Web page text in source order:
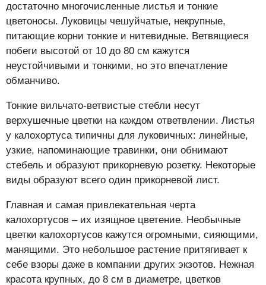
достаточно многочисленные листья и тонкие
цветоносы. Луковицы чешуйчатые, некрупные,
питающие корни тонкие и нитевидные. Ветвящиеся
побеги высотой от 10 до 80 см кажутся
неустойчивыми и тонкими, но это впечатление
обманчиво.
Тонкие вильчато-ветвистые стебли несут
верхушечные цветки на каждом ответвлении. Листья
у калохортуса типичны для луковичных: линейные,
узкие, напоминающие травинки, они обнимают
стебель и образуют прикорневую розетку. Некоторые
виды образуют всего один прикорневой лист.
Главная и самая привлекательная черта
калохортусов – их изящное цветение. Необычные
цветки калохортусов кажутся огромными, сияющими,
манящими. Это небольшое растение притягивает к
себе взоры даже в компании других экзотов. Нежная
красота крупных, до 8 см в диаметре, цветков